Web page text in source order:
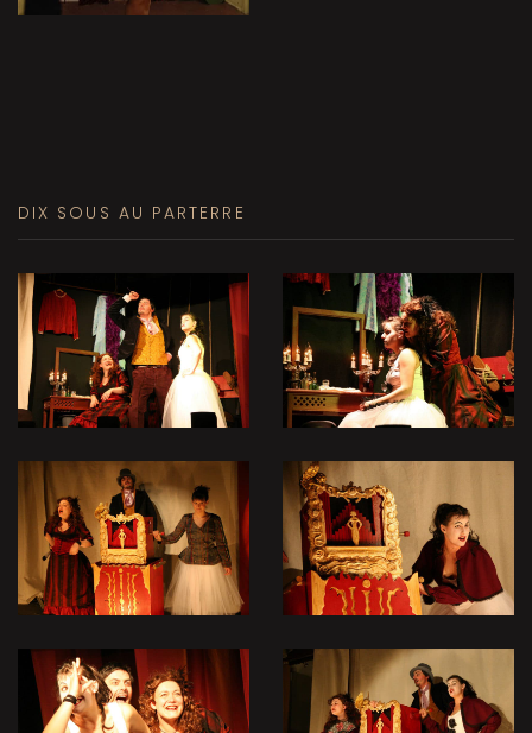
DIX SOUS AU PARTERRE